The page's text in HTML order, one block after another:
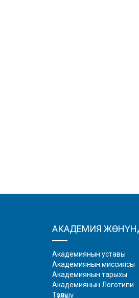
АКАДЕМИЯ
Академиянын уставы
Академиянын миссиясы
Академиянын тарыхы
Академиянын Логотипи
Түзүлүшү